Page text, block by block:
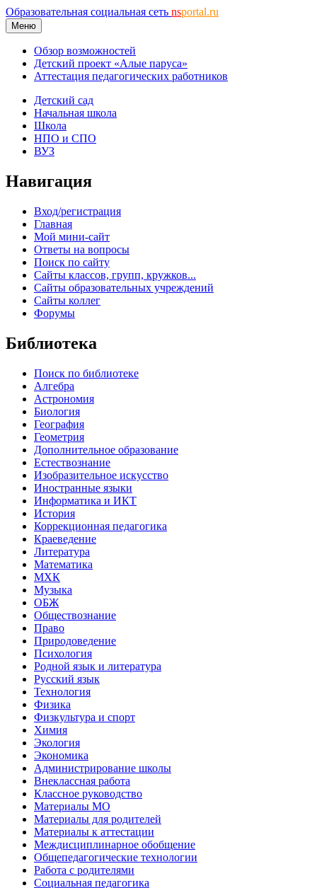
Образовательная социальная сеть nsportal.ru
Меню
Обзор возможностей
Детский проект «Алые паруса»
Аттестация педагогических работников
Детский сад
Начальная школа
Школа
НПО и СПО
ВУЗ
Навигация
Вход/регистрация
Главная
Мой мини-сайт
Ответы на вопросы
Поиск по сайту
Сайты классов, групп, кружков...
Сайты образовательных учреждений
Сайты коллег
Форумы
Библиотека
Поиск по библиотеке
Алгебра
Астрономия
Биология
География
Геометрия
Дополнительное образование
Естествознание
Изобразительное искусство
Иностранные языки
Информатика и ИКТ
История
Коррекционная педагогика
Краеведение
Литература
Математика
МХК
Музыка
ОБЖ
Обществознание
Право
Природоведение
Психология
Родной язык и литература
Русский язык
Технология
Физика
Физкультура и спорт
Химия
Экология
Экономика
Администрирование школы
Внеклассная работа
Классное руководство
Материалы МО
Материалы для родителей
Материалы к аттестации
Междисциплинарное обобщение
Общепедагогические технологии
Работа с родителями
Социальная педагогика